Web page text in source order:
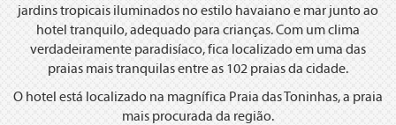
jardins tropicais iluminados no estilo havaiano e mar junto ao
hotel tranquilo, adequado para crianças. Com um clima
verdadeiramente paradisíaco, fica localizado em uma das
praias mais tranquilas entre as 102 praias da cidade.
O hotel está localizado na magnífica Praia das Toninhas, a praia
mais procurada da região.